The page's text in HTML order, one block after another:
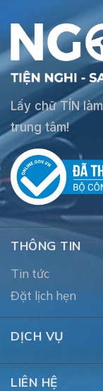
Lấy chữ TÍN
trung tâm!
THÔNG TIN
Tin tức
Đặt lịch hẹn
DỊCH VỤ
LIÊN HỆ